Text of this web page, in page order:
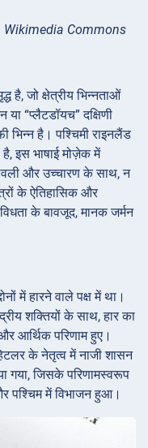
Wikimedia Commons
है, जो क्षेत्रीय भिन्नताओं
या “प्लैटडॉयच” दक्षिणी
भिन्न है। पश्चिमी राइनलैंड
है, इस भाषाई मोज़ेक में
और उच्चारण के साथ, न
के ऐतिहासिक और
के बावजूद, मानक जर्मन
में हारने वाले पक्ष में था।
शक्तियों के साथ, हार का
आर्थिक परिणाम हुए।
के नेतृत्व में नाजी शासन
गया, जिसके परिणामस्वरूप
पश्चिम में विभाजन हुआ।